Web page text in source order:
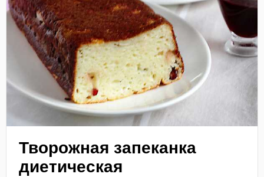
Творожная запеканка
диетическая